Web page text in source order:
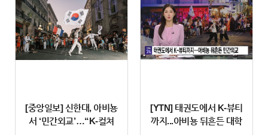
[중앙일보] 신한대, 아비뇽
서 ‘민간외교’…“K-컬쳐
[YTN] 태권도에서 K-뷰티
까지...아비뇽 뒤흔든 대학